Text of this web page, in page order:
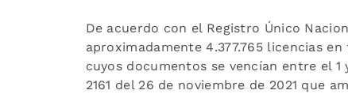
De acuerdo con el Registro Único
aproximadamente 4.377.765 licencias
cuyos documentos se vencían entre el
2161 del 26 de noviembre de 2021 que